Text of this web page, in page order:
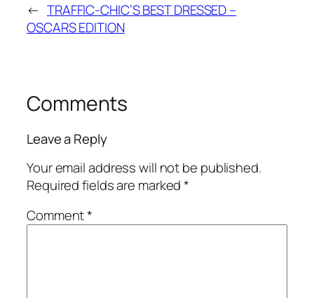
← TRAFFIC-CHIC’S BEST DRESSED –
OSCARS EDITION
Comments
Leave a Reply
Your email address will not be published.
Required fields are marked*
Comment*